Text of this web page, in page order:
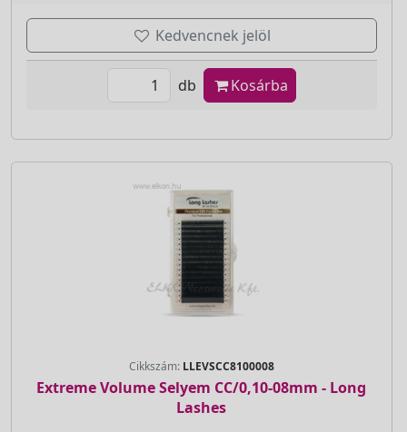
Kedvencnek jelöl
db Kosárba
Cikkszám: LLEVSCC8100008
Extreme Volume Selyem CC/0,10-08mm - Long
Lashes